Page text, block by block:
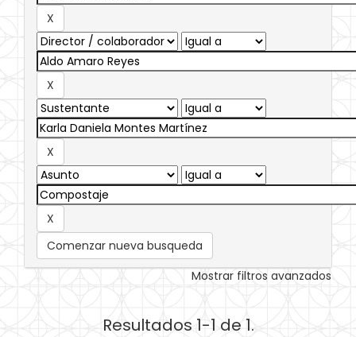
Comenzar nueva busqueda
Mostrar filtros avanzados
Resultados 1-1 de 1.